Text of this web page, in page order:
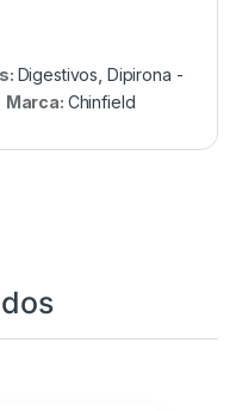
Digestivos Dipirona -
Marca: Chinfield